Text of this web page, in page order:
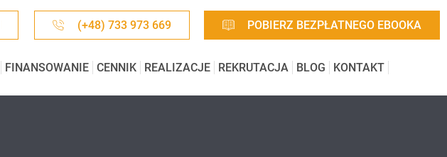
(+48) 733 973 669 POBIERZ BEZPŁATNEGO EBOOKA
FINANSOWANIE CENNIK REALIZACJE REKRUTACJA BLOG KONTAKT